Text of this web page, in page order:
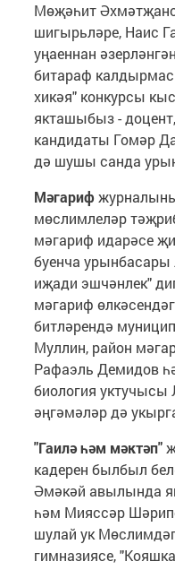
Мөҗәһит
шигырьләре, Наис
уңаеннан
битараф
хикәя" конкурсы
якташыбыз -
кандидаты Гомәр
дә шушы санда
Мәгариф
мөслимлеләр
мәгариф идарәсе
буенча урынбасары
иҗади эшчәнлек"
мәгариф
битләрендә
Муллин, район
Рафаэль Демидов
биология уктучысы
әңгәмәләр дә
"Гаилә һәм мәктәп"
кадерен былбыл
Әмәкәй авылында
һәм Мияссәр
шулай ук
гимназиясе,